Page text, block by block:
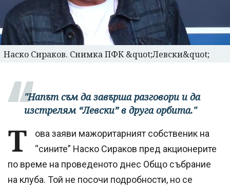
Наско Сираков. Снимка ПФК &quot;Левски&quot;
"Напът съм да завърша разговори и да
изстрелям “Левски” в друга орбита."
Т
ова заяви мажоритарният собственик на
“сините” Наско Сираков пред акционерите
по време на проведеното днес Общо събрание
на клуба. Той не посочи подробности, но се